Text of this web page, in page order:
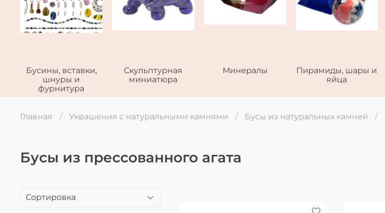
Бусины, вставки,
шнуры и
фурнитура
Скульптурная
миниатюра
Минералы
Пирамиды, шары и
яйца
Главная Украшения с натуральными камнями Бусы из натуральных камней
Бусы из прессованного агата